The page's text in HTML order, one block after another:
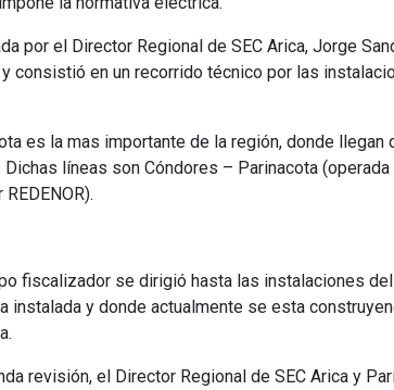
por el Director Regional de SEC Arica, Jorge
y consistió en un recorrido técnico por las
es la mas importante de la región, donde
Dichas líneas son Cóndores – Parinacota
fiscalizador se dirigió hasta las instalaciones
instalada y donde actualmente se esta
revisión, el Director Regional de SEC Arica y